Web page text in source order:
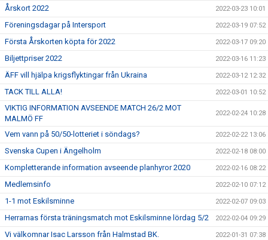
Årskort 2022 2022-03-23 10:01
Föreningsdagar på Intersport 2022-03-19 07:52
Första Årskorten köpta för 2022 2022-03-17 09:20
Biljettpriser 2022 2022-03-16 11:23
ÄFF vill hjälpa krigsflyktingar från Ukraina 2022-03-12 12:32
TACK TILL ALLA! 2022-03-01 10:52
VIKTIG INFORMATION AVSEENDE MATCH 26/2 MOT
MALMÖ FF
2022-02-24 10:28
Vem vann på 50/50-lotteriet i söndags? 2022-02-22 13:06
Svenska Cupen i Ängelholm 2022-02-18 08:00
Kompletterande information avseende planhyror 2020 2022-02-16 08:22
Medlemsinfo 2022-02-10 07:12
1-1 mot Eskilsminne 2022-02-07 09:03
Herrarnas första träningsmatch mot Eskilsminne lördag 5/2 2022-02-04 09:29
Vi välkomnar Isac Larsson från Halmstad BK. 2022-01-31 07:38